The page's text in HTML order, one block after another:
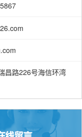
昌路226号海信环湾